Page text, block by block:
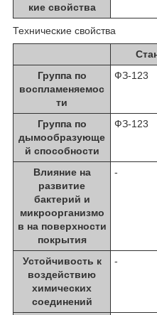
кие свойства
Технические свойства
Группа по
воспламеняемос
ти
ФЗ-123
Группа по
дымообразующе
й способности
ФЗ-123
Влияние на
развитие
бактерий и
микроорганизмо
в на поверхности
покрытия
-
Устойчивость к
воздействию
химических
соединений
-